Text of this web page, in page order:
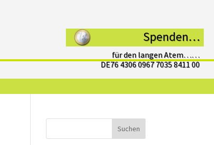
Spenden…
für den langen Atem……
DE76 4306 0967 7035 8411 00
Suchen